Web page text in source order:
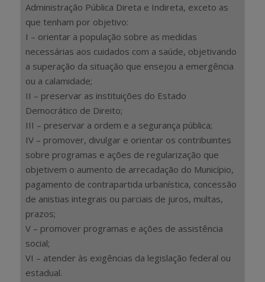
Administração Pública Direta e Indireta, exceto as
que tenham por objetivo:
I – orientar a população sobre as medidas
necessárias aos cuidados com a saúde, objetivando
a superação da situação que ensejou a emergência
ou a calamidade;
II – preservar as instituições do Estado
Democrático de Direito;
III – preservar a ordem e a segurança pública;
IV – promover, divulgar e orientar os contribuintes
sobre programas e ações de regularização que
objetivem o aumento de arrecadação do Município,
pagamento de contrapartida urbanística, concessão
de anistias integrais ou parciais de juros, multas,
prazos;
V – promover programas e ações de assistência
social;
VI – atender às exigências da legislação federal ou
estadual.